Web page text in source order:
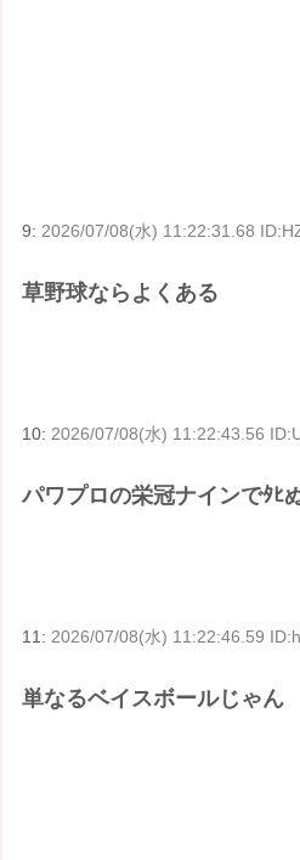
9: 2026/07/08(水) 11:22:31.68
草野球ならよくある
10: 2026/07/08(水) 11:22:43.56
パワプロの栄冠ナインでﾀﾋ
11:2026/07/08(水) 11:22:46.59
単なるベイスボールじゃん